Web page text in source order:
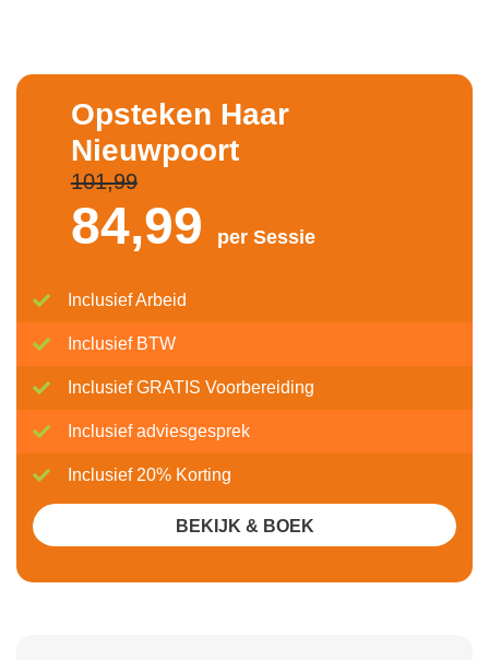
Opsteken Haar
Nieuwpoort
101,99
84,99 per Sessie
Inclusief Arbeid
Inclusief BTW
Inclusief GRATIS Voorbereiding
Inclusief adviesgesprek
Inclusief 20% Korting
BEKIJK & BOEK